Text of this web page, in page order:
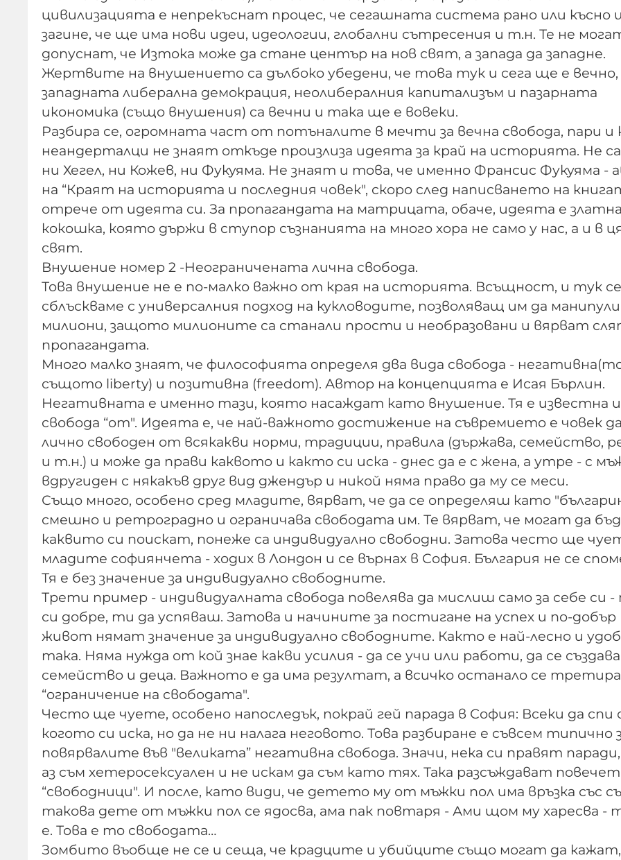
цивилизацията е непрекъснат процес, че сегашната система рано или късно
загине, че ще има нови идеи, идеологии, глобални сътресения и т.н. Те не
допуснат, че Изтока може да стане център на нов свят, а запада да западне.
Жертвите на внушението са дълбоко убедени, че това тук и сега ще е вечно,
западната либерална демокрация, неолибералния капитализъм и пазарната
икономика (също внушения) са вечни и така ще е вовеки.
Разбира се, огромната част от потъналите в мечти за вечна свобода, пари и
неандерталци не знаят откъде произлиза идеята за край на историята. Не
ни Хегел, ни Кожев, ни Фукуяма. Не знаят и това, че именно Франсис Фукуяма -
на “Краят на историята и последния човек", скоро след написването на
отрече от идеята си. За пропагандата на матрицата, обаче, идеята е
кокошка, която държи в ступор съзнанията на много хора не само у нас, а и в
свят.
Внушение номер 2 -Неограничената лична свобода.
Това внушение не е по-малко важно от края на историята. Всъщност, и тук се
сблъскваме с универсалния подход на кукловодите, позволяващ им да
милиони, защото милионите са станали прости и необразовани и вярват
пропагандата.
Много малко знаят, че философията определя два вида свобода -
същото liberty) и позитивна (freedom). Автор на концепцията е Исая Бърлин.
Негативната е именно тази, която насаждат като внушение. Тя е известна
свобода “от". Идеята е, че най-важното достижение на съвремието е човек
лично свободен от всякакви норми, традиции, правила (държава, семейство,
и т.н.) и може да прави каквото и както си иска - днес да е с жена, а утре - с
вдругиден с някакъв друг вид джендър и никой няма право да му се меси.
Също много, особено сред младите, вярват, че да се определяш като
смешно и ретроградно и ограничава свободата им. Те вярват, че могат да
каквито си поискат, понеже са индивидуално свободни. Затова често ще
младите софиянчета - ходих в Лондон и се върнах в София. България не се
Тя е без значение за индивидуално свободните.
Трети пример - индивидуалната свобода повелява да мислиш само за себе си
си добре, ти да успяваш. Затова и начините за постигане на успех и по-добър
живот нямат значение за индивидуално свободните. Както е най-лесно и
така. Няма нужда от кой знае какви усилия - да се учи или работи, да се създава
семейство и деца. Важното е да има резултат, а всичко останало се
“ограничение на свободата".
Често ще чуете, особено напоследък, покрай гей парада в София: Всеки да спи
когото си иска, но да не ни налага неговото. Това разбиране е съвсем типично
повярвалите във "великата” негативна свобода. Значи, нека си правят
аз съм хетеросексуален и не искам да съм като тях. Така разсъждават
“свободници". И после, като види, че детето му от мъжки пол има връзка със
такова дете от мъжки пол се ядосва, ама пак повтаря - Ами щом му харесва -
е. Това е то свободата…
Зомбито въобще не се и сеща, че крадците и убийците също могат да кажат,